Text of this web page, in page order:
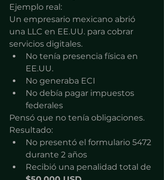
Ejemplo real:
Un empresario mexicano abrió
una LLC en EE.UU. para cobrar
servicios digitales.
No tenía presencia física en
EE.UU.
No generaba ECI
No debía pagar impuestos
federales
Pensó que no tenía obligaciones.
Resultado:
No presentó el formulario 5472
durante 2 años
Recibió una penalidad total de